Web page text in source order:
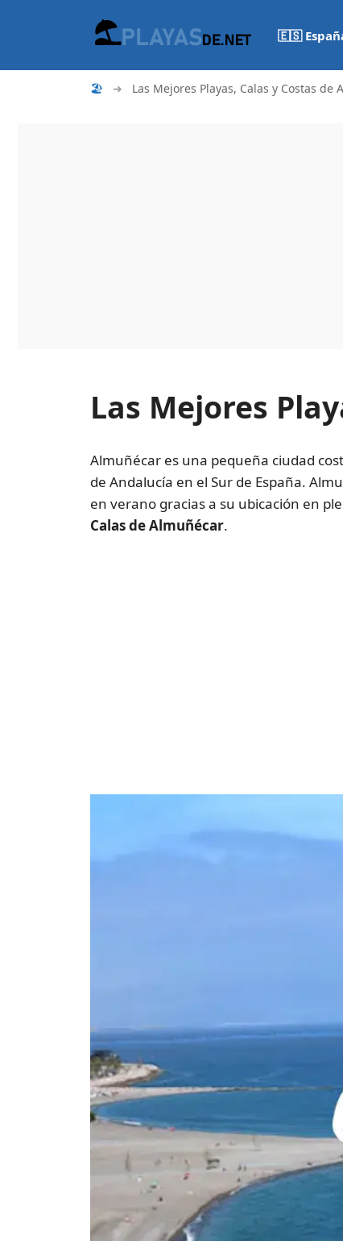
🇪🇸
🏖 ➜ Las Mejores Playas, Calas y Costas de
Las Mejores
Almuñécar es una pequeña ciudad
de Andalucía en el Sur de España.
en verano gracias a su ubicación en
Calas de Almuñécar.